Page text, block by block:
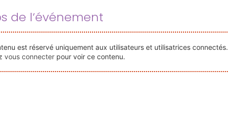
de l’événement
est réservé uniquement aux utilisateurs et utilisatrices connectés.
vous connecterpour voir ce contenu.